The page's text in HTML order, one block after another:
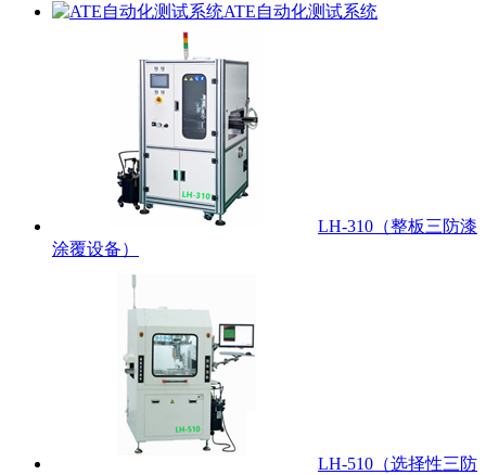
ATE自动化测试系统
LH-310（整板三防漆
涂覆设备）
LH-510（选择性三防